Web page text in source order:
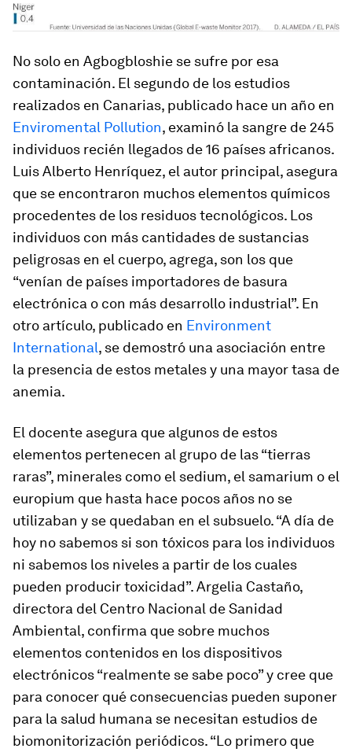
No solo en Agbogbloshie se sufre por esa
contaminación. El segundo de los estudios
realizados en Canarias, publicado hace un año en
Enviromental Pollution, examinó la sangre de 245
individuos recién llegados de 16 países africanos.
Luis Alberto Henríquez, el autor principal, asegura
que se encontraron muchos elementos químicos
procedentes de los residuos tecnológicos. Los
individuos con más cantidades de sustancias
peligrosas en el cuerpo, agrega, son los que
“venían de países importadores de basura
electrónica o con más desarrollo industrial”. En
otro artículo, publicado en Environment
International, se demostró una asociación entre
la presencia de estos metales y una mayor tasa de
anemia.
El docente asegura que algunos de estos
elementos pertenecen al grupo de las “tierras
raras”, minerales como el sedium, el samarium o el
europium que hasta hace pocos años no se
utilizaban y se quedaban en el subsuelo. “A día de
hoy no sabemos si son tóxicos para los individuos
ni sabemos los niveles a partir de los cuales
pueden producir toxicidad”. Argelia Castaño,
directora del Centro Nacional de Sanidad
Ambiental, confirma que sobre muchos
elementos contenidos en los dispositivos
electrónicos “realmente se sabe poco” y cree que
para conocer qué consecuencias pueden suponer
para la salud humana se necesitan estudios de
biomonitorización periódicos. “Lo primero que